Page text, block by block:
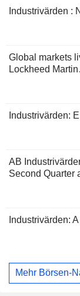
Industrivärden :
Global markets
Lockheed
Industrivärden:
AB
Second Quarter
Industrivärden:
Mehr Börsen-